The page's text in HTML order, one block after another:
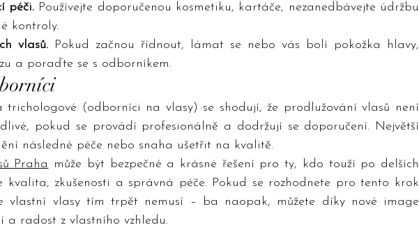
péči. Používejte doporučenou kosmetiku, kartáče, nezanedbávejte údržbu
kontroly.
vlasů. Pokud začnou řídnout, lámat se nebo vás bolí pokožka hlavy,
a poraďte se s odborníkem.
trichologové (odborníci na vlasy) se shodují, že prodlužování vlasů není
pokud se provádí profesionálně a dodržují se doporučení. Největší
následné péče nebo snaha ušetřit na kvalitě.
Praha
může být bezpečné a krásné řešení pro ty, kdo touží po delších
kvalita, zkušenosti a správná péče. Pokud se rozhodnete pro tento krok
vlastní vlasy tím trpět nemusí – ba naopak, můžete díky nové image
a radost z vlastního vzhledu.